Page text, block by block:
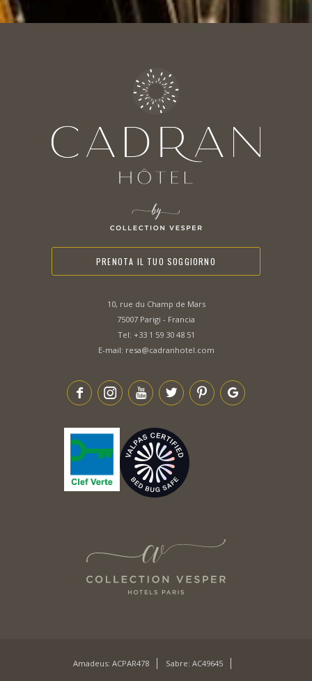
PRENOTA IL TUO SOGGIORNO
10, rue du Champ de Mars
75007 Parigi - Francia
Tel: +33 1 59 30 48 51
E-mail: resa@cadranhotel.com
Amadeus: ACPAR478 Sabre: AC49645